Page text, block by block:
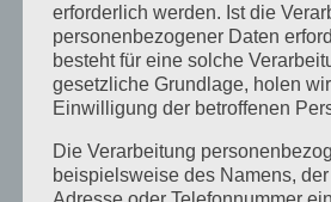
Neueste
als Erstsemester beitreten
erforderlich werden. Ist die
personenbezogener Daten
besteht für eine solche
gesetzliche Grundlage, holen
Einwilligung der betroffenen
Die Verarbeitung
beispielsweise des Namens,
Adresse oder Telefonnummer